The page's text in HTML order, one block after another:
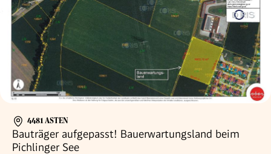
4481 ASTEN
Bauträger aufgepasst! Bauerwartungsland beim
Pichlinger See